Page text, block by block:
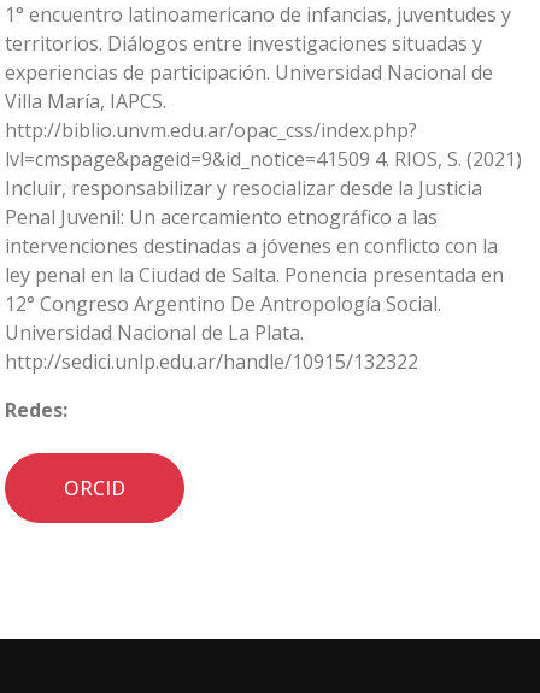
1° encuentro latinoamericano de infancias, juventudes y
territorios. Diálogos entre investigaciones situadas y
experiencias de participación. Universidad Nacional de
Villa María, IAPCS.
http://biblio.unvm.edu.ar/opac_css/index.php?
lvl=cmspage&pageid=9&id_notice=41509 4. RIOS, S. (2021)
Incluir, responsabilizar y resocializar desde la Justicia
Penal Juvenil: Un acercamiento etnográfico a las
intervenciones destinadas a jóvenes en conflicto con la
ley penal en la Ciudad de Salta. Ponencia presentada en
12° Congreso Argentino De Antropología Social.
Universidad Nacional de La Plata.
http://sedici.unlp.edu.ar/handle/10915/132322
Redes:
ORCID